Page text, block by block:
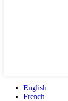
English
French